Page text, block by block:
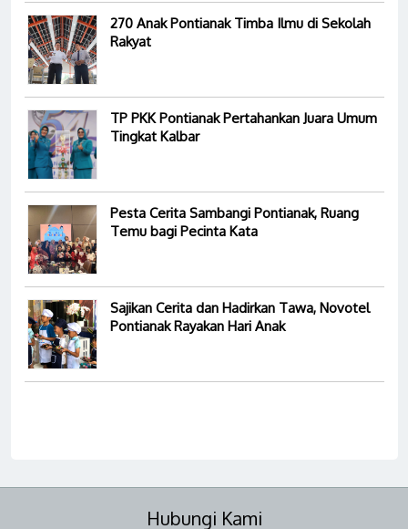
270 Anak Pontianak Timba Ilmu di Sekolah
Rakyat
TP PKK Pontianak Pertahankan Juara Umum
Tingkat Kalbar
Pesta Cerita Sambangi Pontianak, Ruang
Temu bagi Pecinta Kata
Sajikan Cerita dan Hadirkan Tawa, Novotel
Pontianak Rayakan Hari Anak
Hubungi Kami